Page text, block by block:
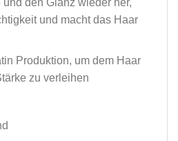
und macht das Haar
Produktion, um dem Haar
zu verleihen